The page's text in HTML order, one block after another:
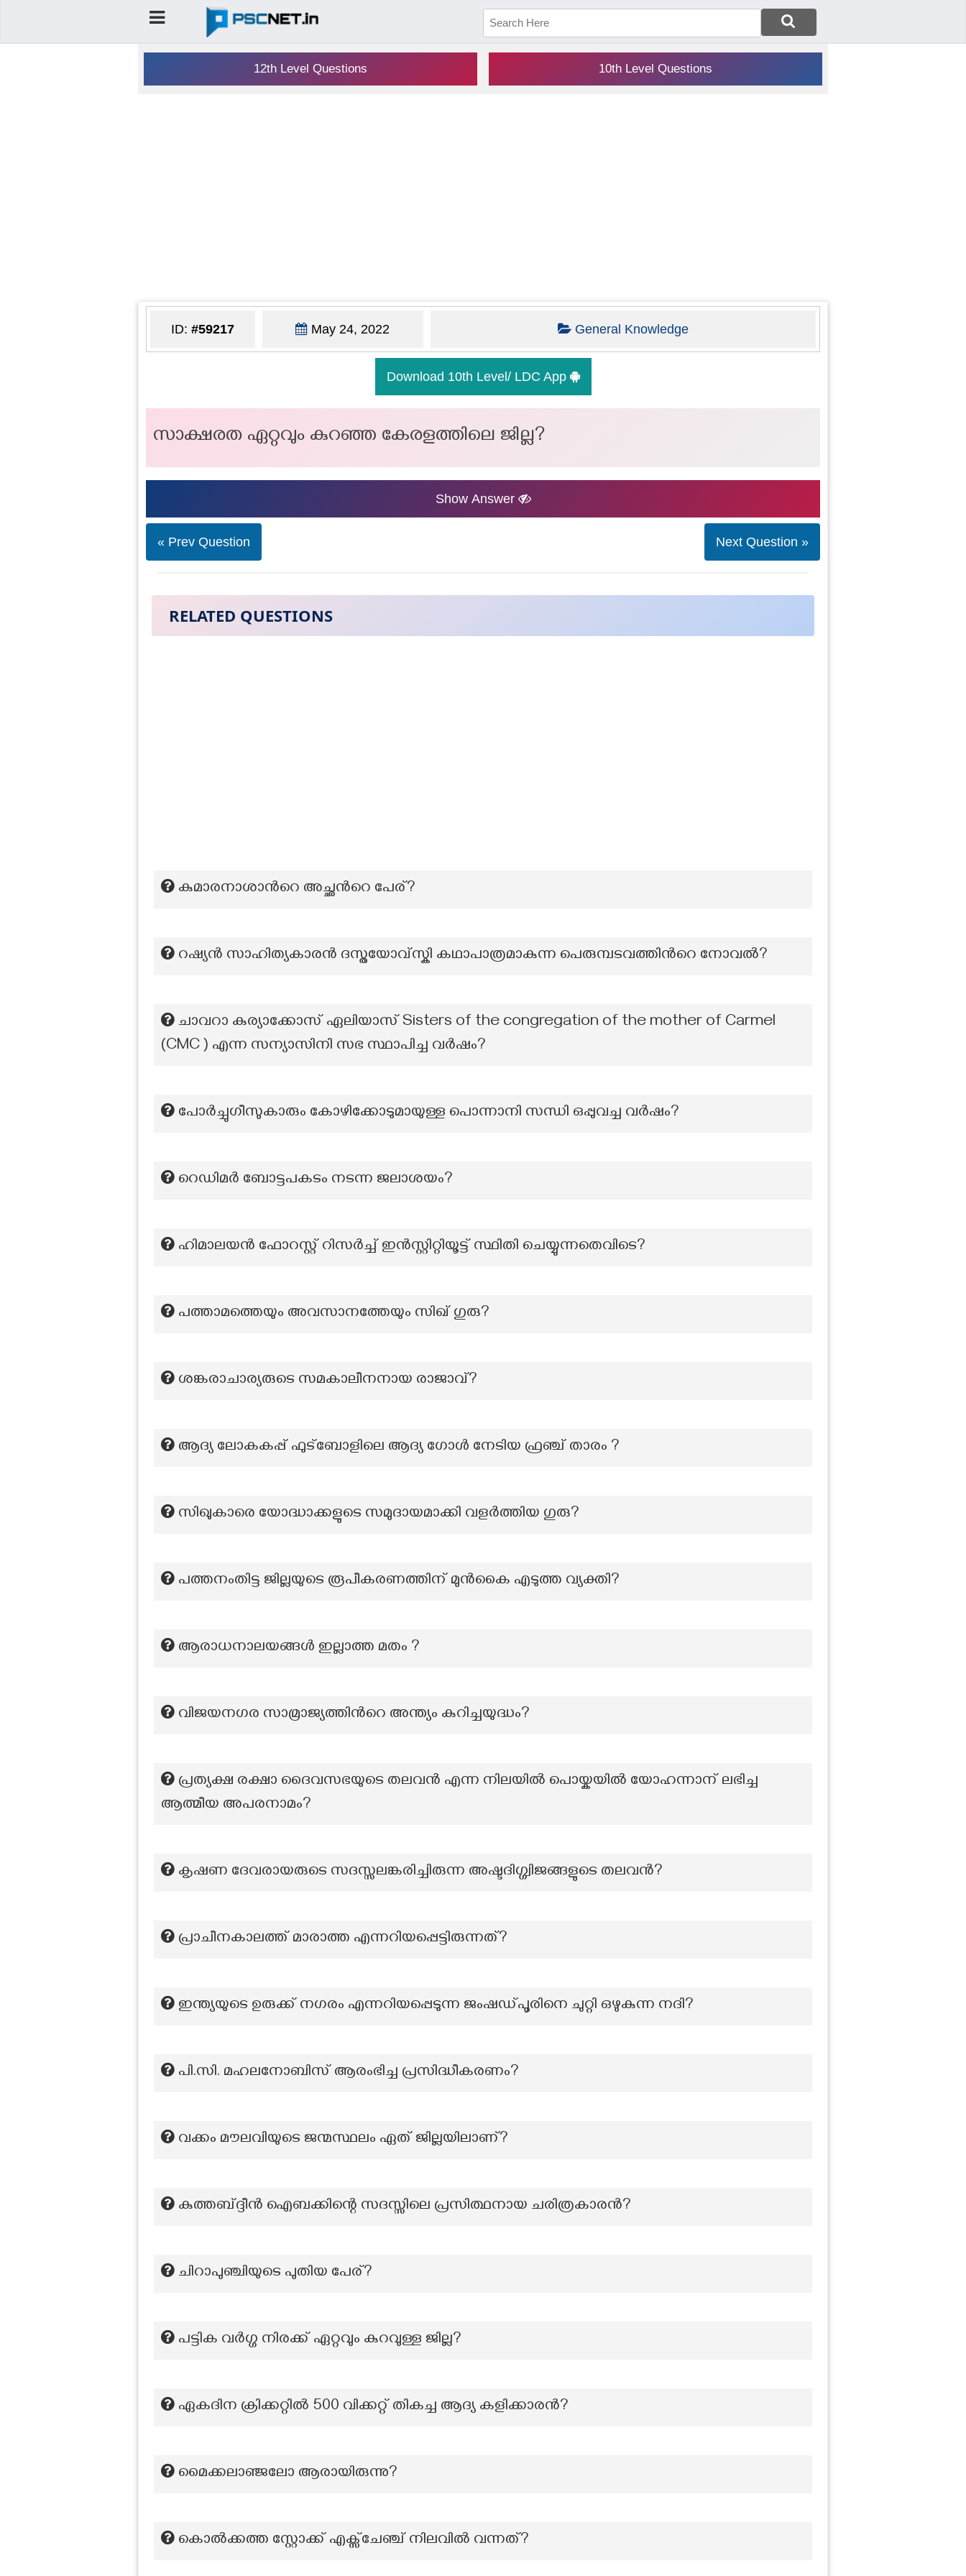
12th Level Questions 10th Level Questions
ID: #59217 May 24, 2022 General Knowledge
Download 10th Level/ LDC App
സാക്ഷരത ഏറ്റവും കുറഞ്ഞ കേരളത്തിലെ ജില്ല?
Show Answer
« Prev Question Next Question »
RELATED QUESTIONS
കുമാരനാശാന്‍റെ അച്ഛന്‍റെ പേര്?
റഷ്യന്‍ സാഹിത്യകാരന്‍ ദസ്തയോവ്സ്കി കഥാപാത്രമാകുന്ന പെരുമ്പടവത്തിന്‍റെ നോവല്‍?
ചാവറാ കുര്യാക്കോസ് ഏലിയാസ് Sisters of the congregation of the mother of Carmel
(CMC ) എന്ന സന്യാസിനി സഭ സ്ഥാപിച്ച വർഷം?
പോർച്ചുഗീസുകാരും കോഴിക്കോടുമായുള്ള പൊന്നാനി സന്ധി ഒപ്പുവച്ച വർഷം?
റെഡിമർ ബോട്ടപകടം നടന്ന ജലാശയം?
ഹിമാലയൻ ഫോറസ്റ്റ് റിസർച്ച് ഇൻസ്റ്റിറ്റിയൂട്ട് സ്ഥിതി ചെയ്യുന്നതെവിടെ?
പത്താമത്തെയും അവസാനത്തേയും സിഖ് ഗുരു?
ശങ്കരാചാര്യരുടെ സമകാലീനനായ രാജാവ്?
ആദ്യ ലോകകപ്പ് ഫുട്ബോളിലെ ആദ്യ ഗോൾ നേടിയ ഫ്രഞ്ച് താരം ?
സിഖുകാരെ യോദ്ധാക്കളുടെ സമുദായമാക്കി വളർത്തിയ ഗുരു?
പത്തനംതിട്ട ജില്ലയുടെ രൂപീകരണത്തിന് മുൻകൈ എടുത്ത വ്യക്തി?
ആരാധനാലയങ്ങൾ ഇല്ലാത്ത മതം ?
വിജയനഗര സാമ്രാജ്യത്തിന്‍റെ അന്ത്യം കുറിച്ചയുദ്ധം?
പ്രത്യക്ഷ രക്ഷാ ദൈവസഭയുടെ തലവൻ എന്ന നിലയിൽ പൊയ്കയിൽ യോഹന്നാന് ലഭിച്ച
ആത്മീയ അപരനാമം?
കൃഷണ ദേവരായരുടെ സദസ്സലങ്കരിച്ചിരുന്ന അഷ്ടദിഗ്ഗ്വിജങ്ങളുടെ തലവൻ?
പ്രാചീനകാലത്ത് മാരാ‍ത്ത എന്നറിയപ്പെട്ടിരുന്നത്?
ഇന്ത്യയുടെ ഉരുക്ക് നഗരം എന്നറിയപ്പെടുന്ന ജംഷഡ്പൂരിനെ ചുറ്റി ഒഴുകുന്ന നദി?
പി.സി. മഹലനോബിസ് ആരംഭിച്ച പ്രസിദ്ധീകരണം?
വക്കം മൗലവിയുടെ ജന്മസ്ഥലം ഏത് ജില്ലയിലാണ്?
കുത്തബ്ദ്ദീൻ ഐബക്കിന്റെ സദസ്സിലെ പ്രസിത്ഥനായ ചരിത്രകാരൻ?
ചിറാപുഞ്ചിയുടെ പുതിയ പേര്?
പട്ടിക വർഗ്ഗ നിരക്ക് ഏറ്റവും കുറവുള്ള ജില്ല?
ഏകദിന ക്രിക്കറ്റിൽ 500 വിക്കറ്റ് തികച്ച ആദ്യ കളിക്കാരൻ?
മൈക്കലാഞ്ജലോ ആരായിരുന്നു?
കൊൽക്കത്ത സ്റ്റോക്ക് എക്സ്ചേഞ്ച് നിലവിൽ വന്നത്?